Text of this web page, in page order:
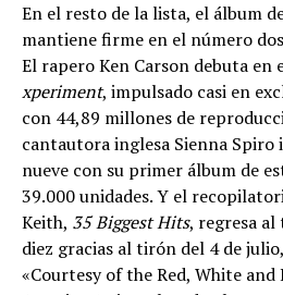
En el resto de la lista, el álbum
mantiene firme en el número
El rapero Ken Carson debuta en
xperiment, impulsado casi en
con 44,89 millones de
cantautora inglesa Sienna
nueve con su primer álbum de
39.000 unidades. Y el
Keith, 35 Biggest Hits, regresa
diez gracias al tirón del 4 de
«Courtesy of the Red, White